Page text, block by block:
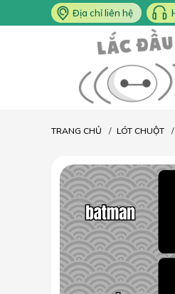
Địa chỉ liên hệ
TRANG CHỦ LÓT CHUỘT